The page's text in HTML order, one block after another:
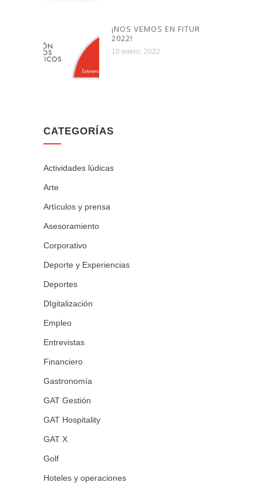
¡NOS VEMOS EN FITUR
2022!
10 enero, 2022
CATEGORÍAS
Actividades lúdicas
Arte
Artículos y prensa
Asesoramiento
Corporativo
Deporte y Experiencias
Deportes
DIgitalización
Empleo
Entrevistas
Financiero
Gastronomía
GAT Gestión
GAT Hospitality
GAT X
Golf
Hoteles y operaciones